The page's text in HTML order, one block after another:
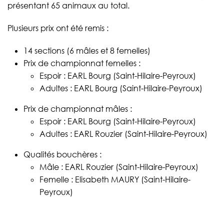
présentant 65 animaux au total.
Plusieurs prix ont été remis :
14 sections (6 mâles et 8 femelles)
Prix de championnat femelles :
Espoir : EARL Bourg (Saint-Hilaire-Peyroux)
Adultes : EARL Bourg (Saint-Hilaire-Peyroux)
Prix de championnat mâles :
Espoir : EARL Bourg (Saint-Hilaire-Peyroux)
Adultes : EARL Rouzier (Saint-Hilaire-Peyroux)
Qualités bouchères :
Mâle : EARL Rouzier (Saint-Hilaire-Peyroux)
Femelle : Elisabeth MAURY (Saint-Hilaire-
Peyroux)